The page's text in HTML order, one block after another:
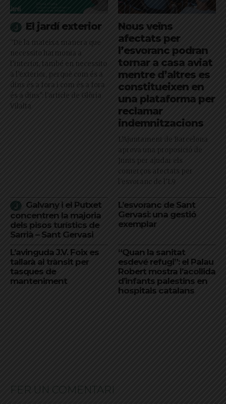
El jardí exterior
"De la mateixa manera que
necessito harmonia a
l’interior, també en necessito
a l’exterior, perquè com és a
dins és a fora i com és a fora
és a dins": l'article de Glòria
Vilalta
Nous veïns
afectats per
l’esvoranc podran
tornar a casa aviat
mentre d’altres es
constitueixen en
una plataforma per
reclamar
indemnitzacions
L’Ajuntament de Barcelona
aprova una proposició de
Junts per ajudar els
comerços afectats per
l'esvoranc de l'L9
Galvany i el Putxet
concentren la majoria
dels pisos turístics de
Sarrià – Sant Gervasi
L’esvoranc de Sant
Gervasi: una gestió
exemplar
L’avinguda J.V. Foix es
tallarà al trànsit per
tasques de
manteniment
“Quan la sanitat
esdevé refugi”: el Palau
Robert mostra l’acollida
d’infants palestins en
hospitals catalans
FER UN COMENTARI